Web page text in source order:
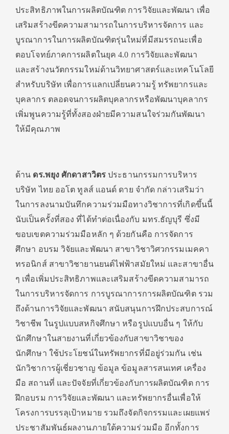
ประสิทธิภาพในการผลิตบัณฑิต การวิจัยและพัฒนา เพื่อ
เสริมสร้างขีดความสามารถในการบริหารจัดการ และ
บูรณาการในการผลิตบัณฑิตรุ่นใหม่ที่มีสมรรถนะเพื่อ
ตอบโจทย์ภาคการผลิตในยุค 4.0 การวิจัยและพัฒนา
และสร้างนวัตกรรมใหม่ด้านวิทยาศาสตร์และเทคโนโลยี
สำหรับบริษัท เพื่อการแลกเปลี่ยนความรู้ ทรัพยากรและ
บุคลากร ตลอดจนการผลิตบุคลากรหรือพัฒนาบุคลากร
เพิ่มพูนความรู้ที่ทั้งสองฝ่ายมีความสนใจร่วมกันพัฒนา
ให้มีคุณภาพ
ด้าน ดร.พยุง ศักดาสาวิตร ประธานกรรมการบริหาร
บริษัท ไทย ออโต ทูลส์ แอนด์ ดาย จำกัด กล่าวเสริมว่า
ในการลงนามบันทึกความร่วมมือทางวิชาการที่เกิดขึ้นนี้
นับเป็นครั้งที่สอง ที่ได้ทำต่อเนื่องกับ มทร.ธัญบุรี ซึ่งมี
ขอบเขตความร่วมมือหลัก ๆ ด้วยกันคือ การจัดการ
ศึกษา อบรม วิจัยและพัฒนา สาขาวิชาวิศวกรรมเมคคา
ทรอนิกส์ สาขาวิชายานยนต์ไฟฟ้าสมัยใหม่ และสาขาอื่น
ๆ เพื่อเพิ่มประสิทธิภาพและเสริมสร้างขีดความสามารถ
ในการบริหารจัดการ การบูรณาการการผลิตบัณฑิต รวม
ถึงด้านการวิจัยและพัฒนา สนับสนุนการฝึกประสบการณ์
วิชาชีพ ในรูปแบบสหกิจศึกษา หรือรูปแบบอื่น ๆ ให้กับ
นักศึกษาในสายงานที่เกี่ยวข้องกับสาขาวิชาของ
นักศึกษา ใช้ประโยชน์ในทรัพยากรที่มีอยู่ร่วมกัน เช่น
นักวิชาการผู้เชี่ยวชาญ ข้อมูล ข้อมูลสารสนเทศ เครื่อง
มือ สถานที่ และปัจจัยที่เกี่ยวข้องกับการผลิตบัณฑิต การ
ฝึกอบรม การวิจัยและพัฒนา และทรัพยากรอื่นเพื่อให้
โครงการบรรลุเป้าหมาย รวมถึงจัดกิจกรรมและเผยแพร่
ประชาสัมพันธ์ผลงานภายใต้ความร่วมมือ อีกทั้งการ